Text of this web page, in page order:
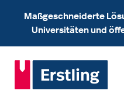
Zum Hauptinhalt springen
Maßgeschneiderte
Universitäten und